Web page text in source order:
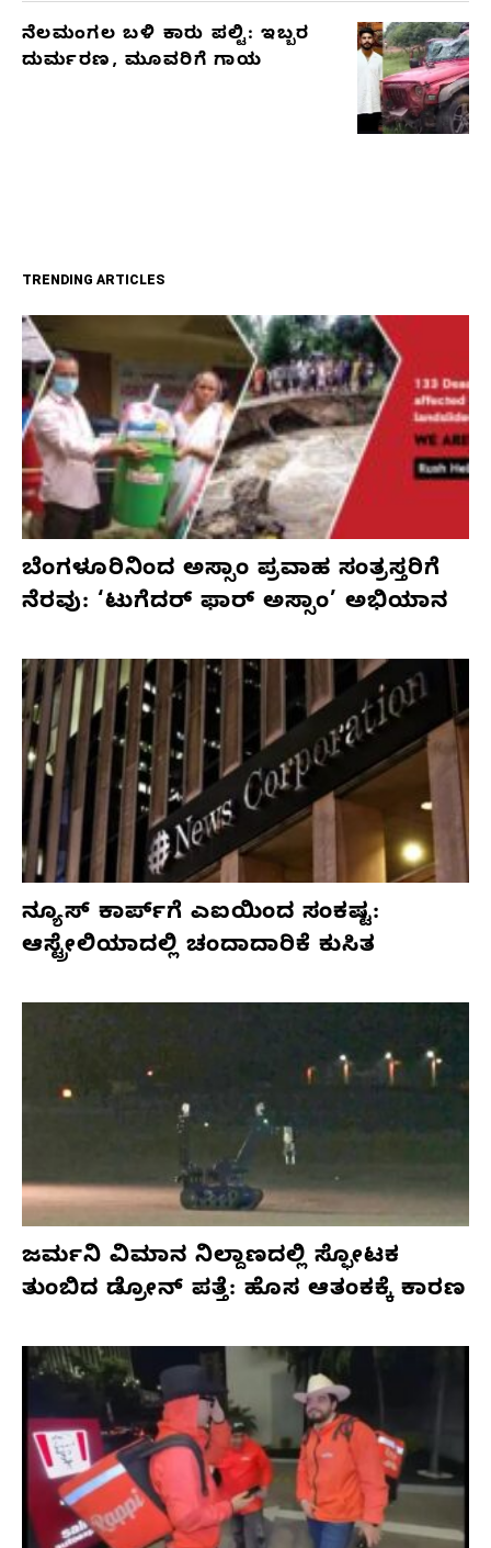
ನೆಲಮಂಗಲ ಬಳಿ ಕಾರು ಪಲ್ಟಿ: ಇಬ್ಬರ
ದುರ್ಮರಣ, ಮೂವರಿಗೆ ಗಾಯ
TRENDING ARTICLES
ಬೆಂಗಳೂರಿನಿಂದ ಅಸ್ಸಾಂ ಪ್ರವಾಹ ಸಂತ್ರಸ್ತರಿಗೆ
ನೆರವು: ‘ಟುಗೆದರ್ ಫಾರ್ ಅಸ್ಸಾಂ’ ಅಭಿಯಾನ
ನ್ಯೂಸ್ ಕಾರ್ಪ್‌ಗೆ ಎಐಯಿಂದ ಸಂಕಷ್ಟ:
ಆಸ್ಟ್ರೇಲಿಯಾದಲ್ಲಿ ಚಂದಾದಾರಿಕೆ ಕುಸಿತ
ಜರ್ಮನಿ ವಿಮಾನ ನಿಲ್ದಾಣದಲ್ಲಿ ಸ್ಫೋಟಕ
ತುಂಬಿದ ಡ್ರೋನ್ ಪತ್ತೆ: ಹೊಸ ಆತಂಕಕ್ಕೆ ಕಾರಣ